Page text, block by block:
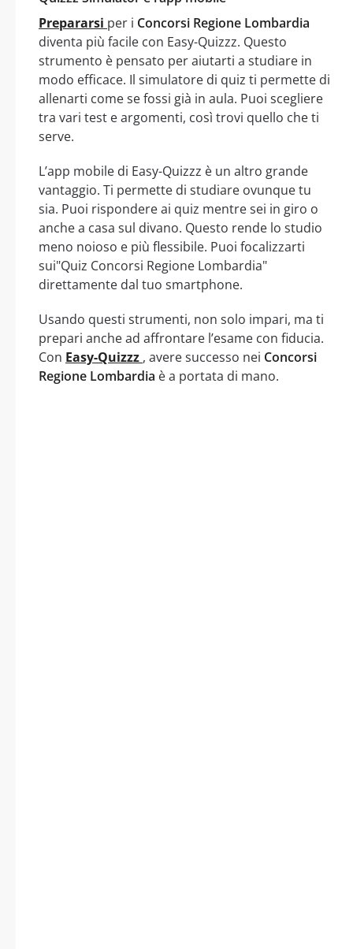
Prepararsi per i Concorsi Regione Lombardia
diventa più facile con Easy-Quizzz. Questo
strumento è pensato per aiutarti a studiare in
modo efficace. Il simulatore di quiz ti permette di
allenarti come se fossi già in aula. Puoi scegliere
tra vari test e argomenti, così trovi quello che ti
serve.
L’app mobile di Easy-Quizzz è un altro grande
vantaggio. Ti permette di studiare ovunque tu
sia. Puoi rispondere ai quiz mentre sei in giro o
anche a casa sul divano. Questo rende lo studio
meno noioso e più flessibile. Puoi focalizzarti
sui"Quiz Concorsi Regione Lombardia"
direttamente dal tuo smartphone.
Usando questi strumenti, non solo impari, ma ti
prepari anche ad affrontare l’esame con fiducia.
Con Easy-Quizzz , avere successo nei Concorsi
Regione Lombardia è a portata di mano.